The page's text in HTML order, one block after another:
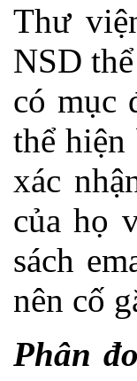
Thư
NSD
có mục
thể
xác
của họ
sách
nên cố
Phân